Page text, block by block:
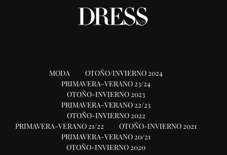
MODA
OTOÑO/INVIERNO 2024
PRIMAVERA-VERANO 23/24
OTOÑO-INVIERNO 2023
PRIMAVERA-VERANO 22/23
OTOÑO-INVIERNO 2022
PRIMAVERA-VERANO 21/22
OTOÑO-INVIERNO 2021
PRIMAVERA-VERANO 20/21
OTOÑO-INVIERNO 2020